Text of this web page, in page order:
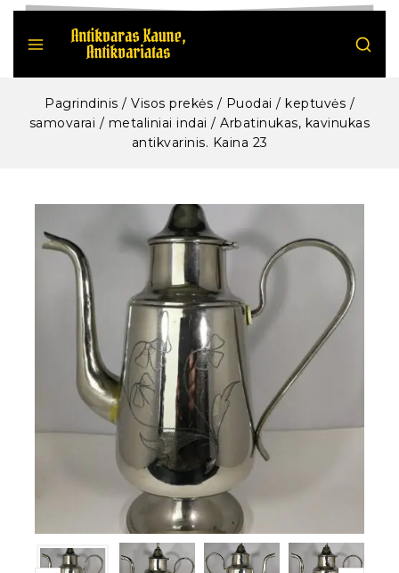
Pagrindinis / Visos prekės / Puodai / keptuvės /
samovarai / metaliniai indai / Arbatinukas, kavinukas
antikvarinis. Kaina 23